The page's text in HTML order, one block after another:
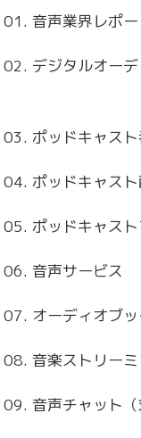
01. 音声業界レポー
02. デジタルオーデ
03. ポッドキャス
04. ポッドキャス
05. ポッドキャスト
06. 音声サービス
07. オーディオブッ
08. 音楽ストリー
09. 音声チャット（